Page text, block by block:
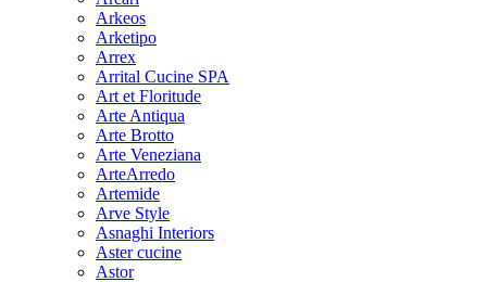
Arkeos
Arketipo
Arrex
Arrital Cucine SPA
Art et Floritude
Arte Antiqua
Arte Brotto
Arte Veneziana
ArteArredo
Artemide
Arve Style
Asnaghi Interiors
Aster cucine
Astor